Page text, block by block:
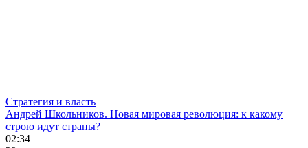
Стратегия и власть
Андрей Школьников. Новая мировая революция: к какому
строю идут страны?
02:34